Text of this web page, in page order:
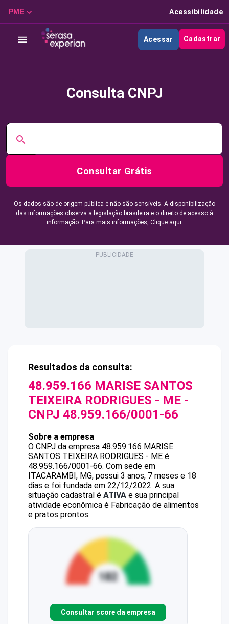
PME Acessibilidade
Acessar Cadastrar
Consulta CNPJ
Consultar Grátis
Os dados são de origem pública e não são sensíveis. A disponibilização
das informações observa a legislação brasileira e o direito de acesso à
informação. Para mais informações, Clique aqui.
Resultados da consulta:
48.959.166 MARISE SANTOS
TEIXEIRA RODRIGUES - ME -
CNPJ 48.959.166/0001-66
Sobre a empresa
O CNPJ da empresa 48.959.166 MARISE
SANTOS TEIXEIRA RODRIGUES - ME é
48.959.166/0001-66. Com sede em
ITACARAMBI, MG, possui 3 anos, 7 meses e 18
dias e foi fundada em 22/12/2022. A sua
situação cadastral é ATIVA e sua principal
atividade econômica é Fabricação de alimentos
e pratos prontos.
Consultar score da empresa